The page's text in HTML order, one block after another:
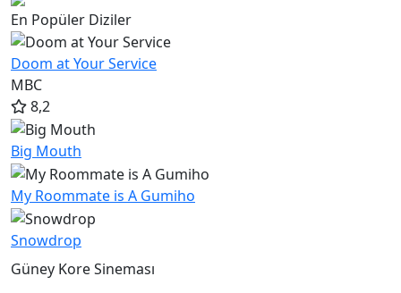
En Popüler Diziler
Doom at Your Service
MBC
8,2
Big Mouth
My Roommate is A Gumiho
Snowdrop
Güney Kore Sineması